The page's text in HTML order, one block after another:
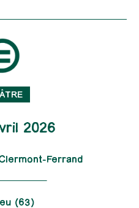
2026
Ferrand
(63)